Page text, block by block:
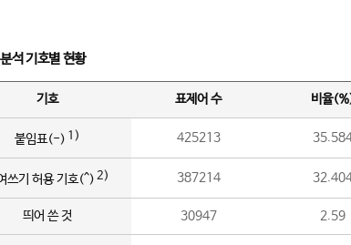
석 기호별 현황
기호 표제어 수 비율
붙임표(-) 1) 425213
쓰기 허용 기호(^) 2) 387214
띄어 쓴 것 30947 2.59